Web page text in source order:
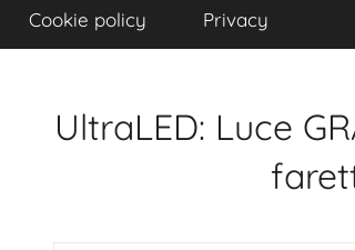
Cookie policy Privacy
UltraLED: Luce